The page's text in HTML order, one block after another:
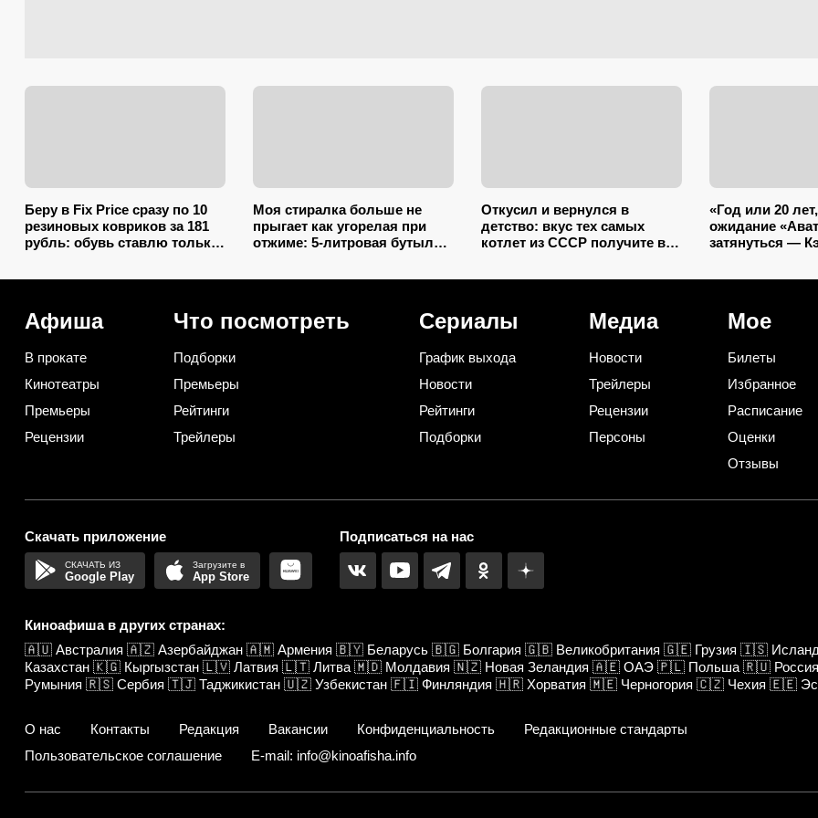
Беру в Fix Price сразу по 10
резиновых ковриков за 181
рубль: обувь ставлю только
Моя стиралка больше не
прыгает как угорелая при
отжиме: 5-литровая бутылка
Откусил и вернулся в
детство: вкус тех самых
котлет из СССР получите в
«Год или 20
ожидание
затянуться —
Афиша
В прокате
Кинотеатры
Премьеры
Рецензии
Что посмотреть
Подборки
Премьеры
Рейтинги
Трейлеры
Сериалы
График выхода
Новости
Рейтинги
Подборки
Медиа
Новости
Трейлеры
Рецензии
Персоны
Мое
Билеты
Избранное
Расписание
Оценки
Отзывы
Скачать приложение
Google Play App Store
Подписаться на нас
Киноафиша в других странах:
🇦🇺 Австралия 🇦🇿 Азербайджан 🇦🇲 Армения 🇧🇾 Беларусь 🇧🇬 Болгария 🇬🇧 Великобритания 🇬🇪 Грузия 🇮🇸
Казахстан 🇰🇬 Кыргызстан 🇱🇻 Латвия 🇱🇹 Литва 🇲🇩 Молдавия 🇳🇿 Новая Зеландия 🇦🇪 ОАЭ 🇵🇱 Польша 🇷🇺 Россия
Румыния 🇷🇸 Сербия 🇹🇯 Таджикистан 🇺🇿 Узбекистан 🇫🇮 Финляндия 🇭🇷 Хорватия 🇲🇪 Черногория 🇨🇿 Чехия 🇪🇪
О нас Контакты Редакция Вакансии Конфиденциальность
Редакционные стандарты
Пользовательское соглашение
E-mail: info@kinoafisha.info